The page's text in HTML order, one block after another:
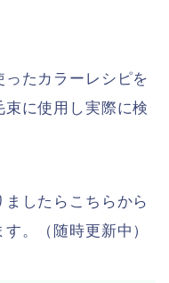
たカラーレシピを
束に使用し実際に検
したらこちらから
。（随時更新中）